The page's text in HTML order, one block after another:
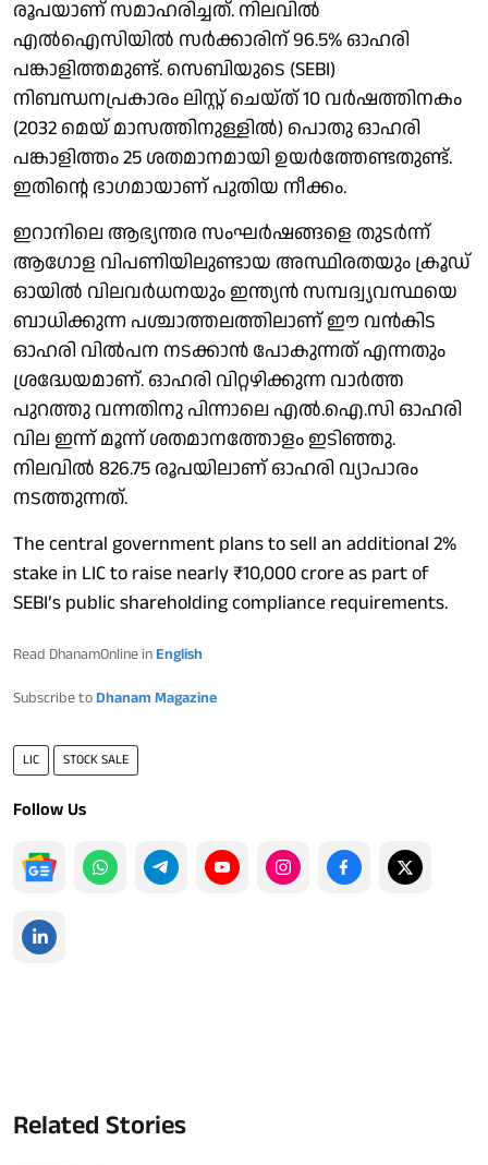
രൂപയാണ് സമാഹരിച്ചത്. നിലവില്‍
എല്‍ഐസിയില്‍ സര്‍ക്കാരിന് 96.5% ഓഹരി
പങ്കാളിത്തമുണ്ട്. സെബിയുടെ (SEBI)
നിബന്ധനപ്രകാരം ലിസ്റ്റ് ചെയ്ത് 10 വര്‍ഷത്തിനകം
(2032 മെയ് മാസത്തിനുള്ളില്‍) പൊതു ഓഹരി
പങ്കാളിത്തം 25 ശതമാനമായി ഉയര്‍ത്തേണ്ടതുണ്ട്.
ഇതിന്റെ ഭാഗമായാണ് പുതിയ നീക്കം.
ഇറാനിലെ ആഭ്യന്തര സംഘര്‍ഷങ്ങളെ തുടര്‍ന്ന്
ആഗോള വിപണിയിലുണ്ടായ അസ്ഥിരതയും ക്രൂഡ്
ഓയില്‍ വിലവര്‍ധനയും ഇന്ത്യന്‍ സമ്പദ്വ്യവസ്ഥയെ
ബാധിക്കുന്ന പശ്ചാത്തലത്തിലാണ് ഈ വന്‍കിട
ഓഹരി വില്‍പന നടക്കാന്‍ പോകുന്നത് എന്നതും
ശ്രദ്ധേയമാണ്. ഓഹരി വിറ്റഴിക്കുന്ന വാര്‍ത്ത
പുറത്തു വന്നതിനു പിന്നാലെ എല്‍.ഐ.സി ഓഹരി
വില ഇന്ന് മൂന്ന് ശതമാനത്തോളം ഇടിഞ്ഞു.
നിലവില്‍ 826.75 രൂപയിലാണ് ഓഹരി വ്യാപാരം
നടത്തുന്നത്.
The central government plans to sell an additional 2%
stake in LIC to raise nearly ₹10,000 crore as part of
SEBI’s public shareholding compliance requirements.
Read DhanamOnline in English
Subscribe to Dhanam Magazine
LIC STOCK SALE
Follow Us
Related Stories